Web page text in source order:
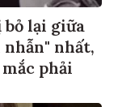
lại giữa
nhẫn" nhất,
phải